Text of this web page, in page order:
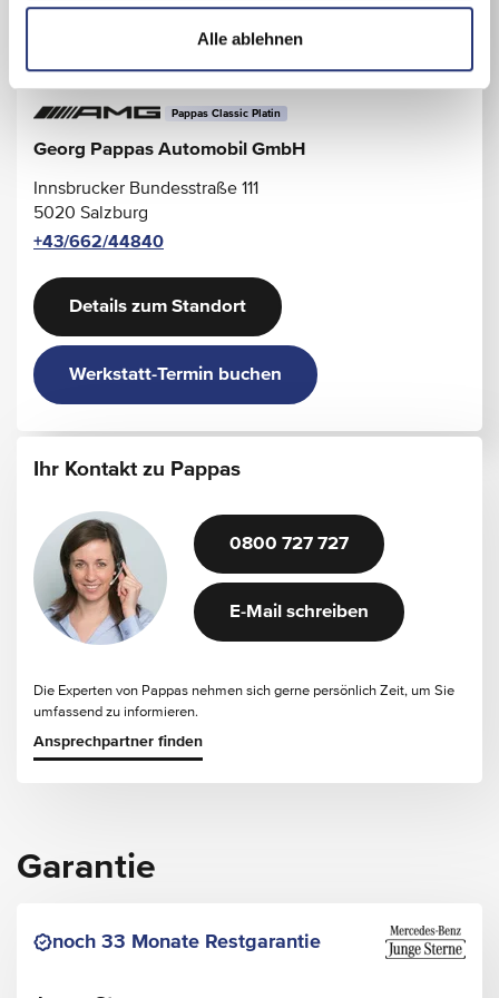
Alle ablehnen
Pappas Classic Platin
Georg Pappas Automobil GmbH
Innsbrucker Bundesstraße 111
5020 Salzburg
+43/662/44840
Details zum Standort
Werkstatt-Termin buchen
Ihr Kontakt zu Pappas
0800 727 727
E-Mail schreiben
Die Experten von Pappas nehmen sich gerne persönlich Zeit, um Sie
umfassend zu informieren.
Ansprechpartner finden
Garantie
noch 33 Monate Restgarantie